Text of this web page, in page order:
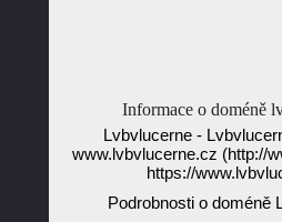
Informace o doméně
Lvbvlucerne -
www.lvbvlucerne.cz (http://
https://
Podrobnosti o doméně